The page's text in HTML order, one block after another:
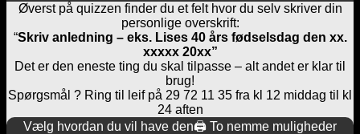
Øverst på quizzen finder du et felt hvor du selv skriver din
personlige overskrift:
“Skriv anledning – eks. Lises 40 års fødselsdag den xx.
xxxxx 20xx”
Det er den eneste ting du skal tilpasse – alt andet er klar til
brug!
Spørgsmål ? Ring til leif på 29 72 11 35 fra kl 12 middag til kl
24 aften
Vælg hvordan du vil have den🖨️ To nemme muligheder